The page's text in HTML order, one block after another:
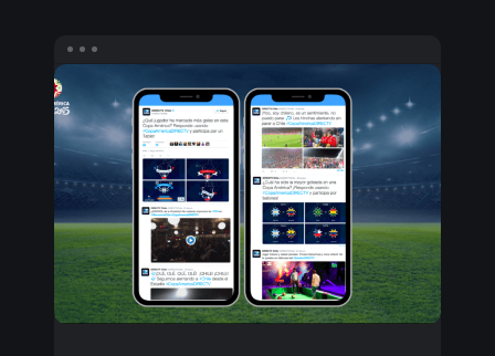
Campaña
Digital
Copa
América
DirecTV